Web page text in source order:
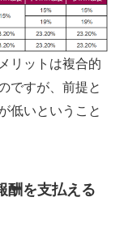
リットは複合的
ですが、前提と
低いということ
酬を支払える